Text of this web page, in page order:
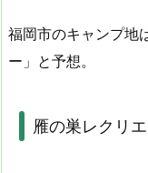
福岡市のキャンプ地
ー」と予想。
雁の巣レクリ